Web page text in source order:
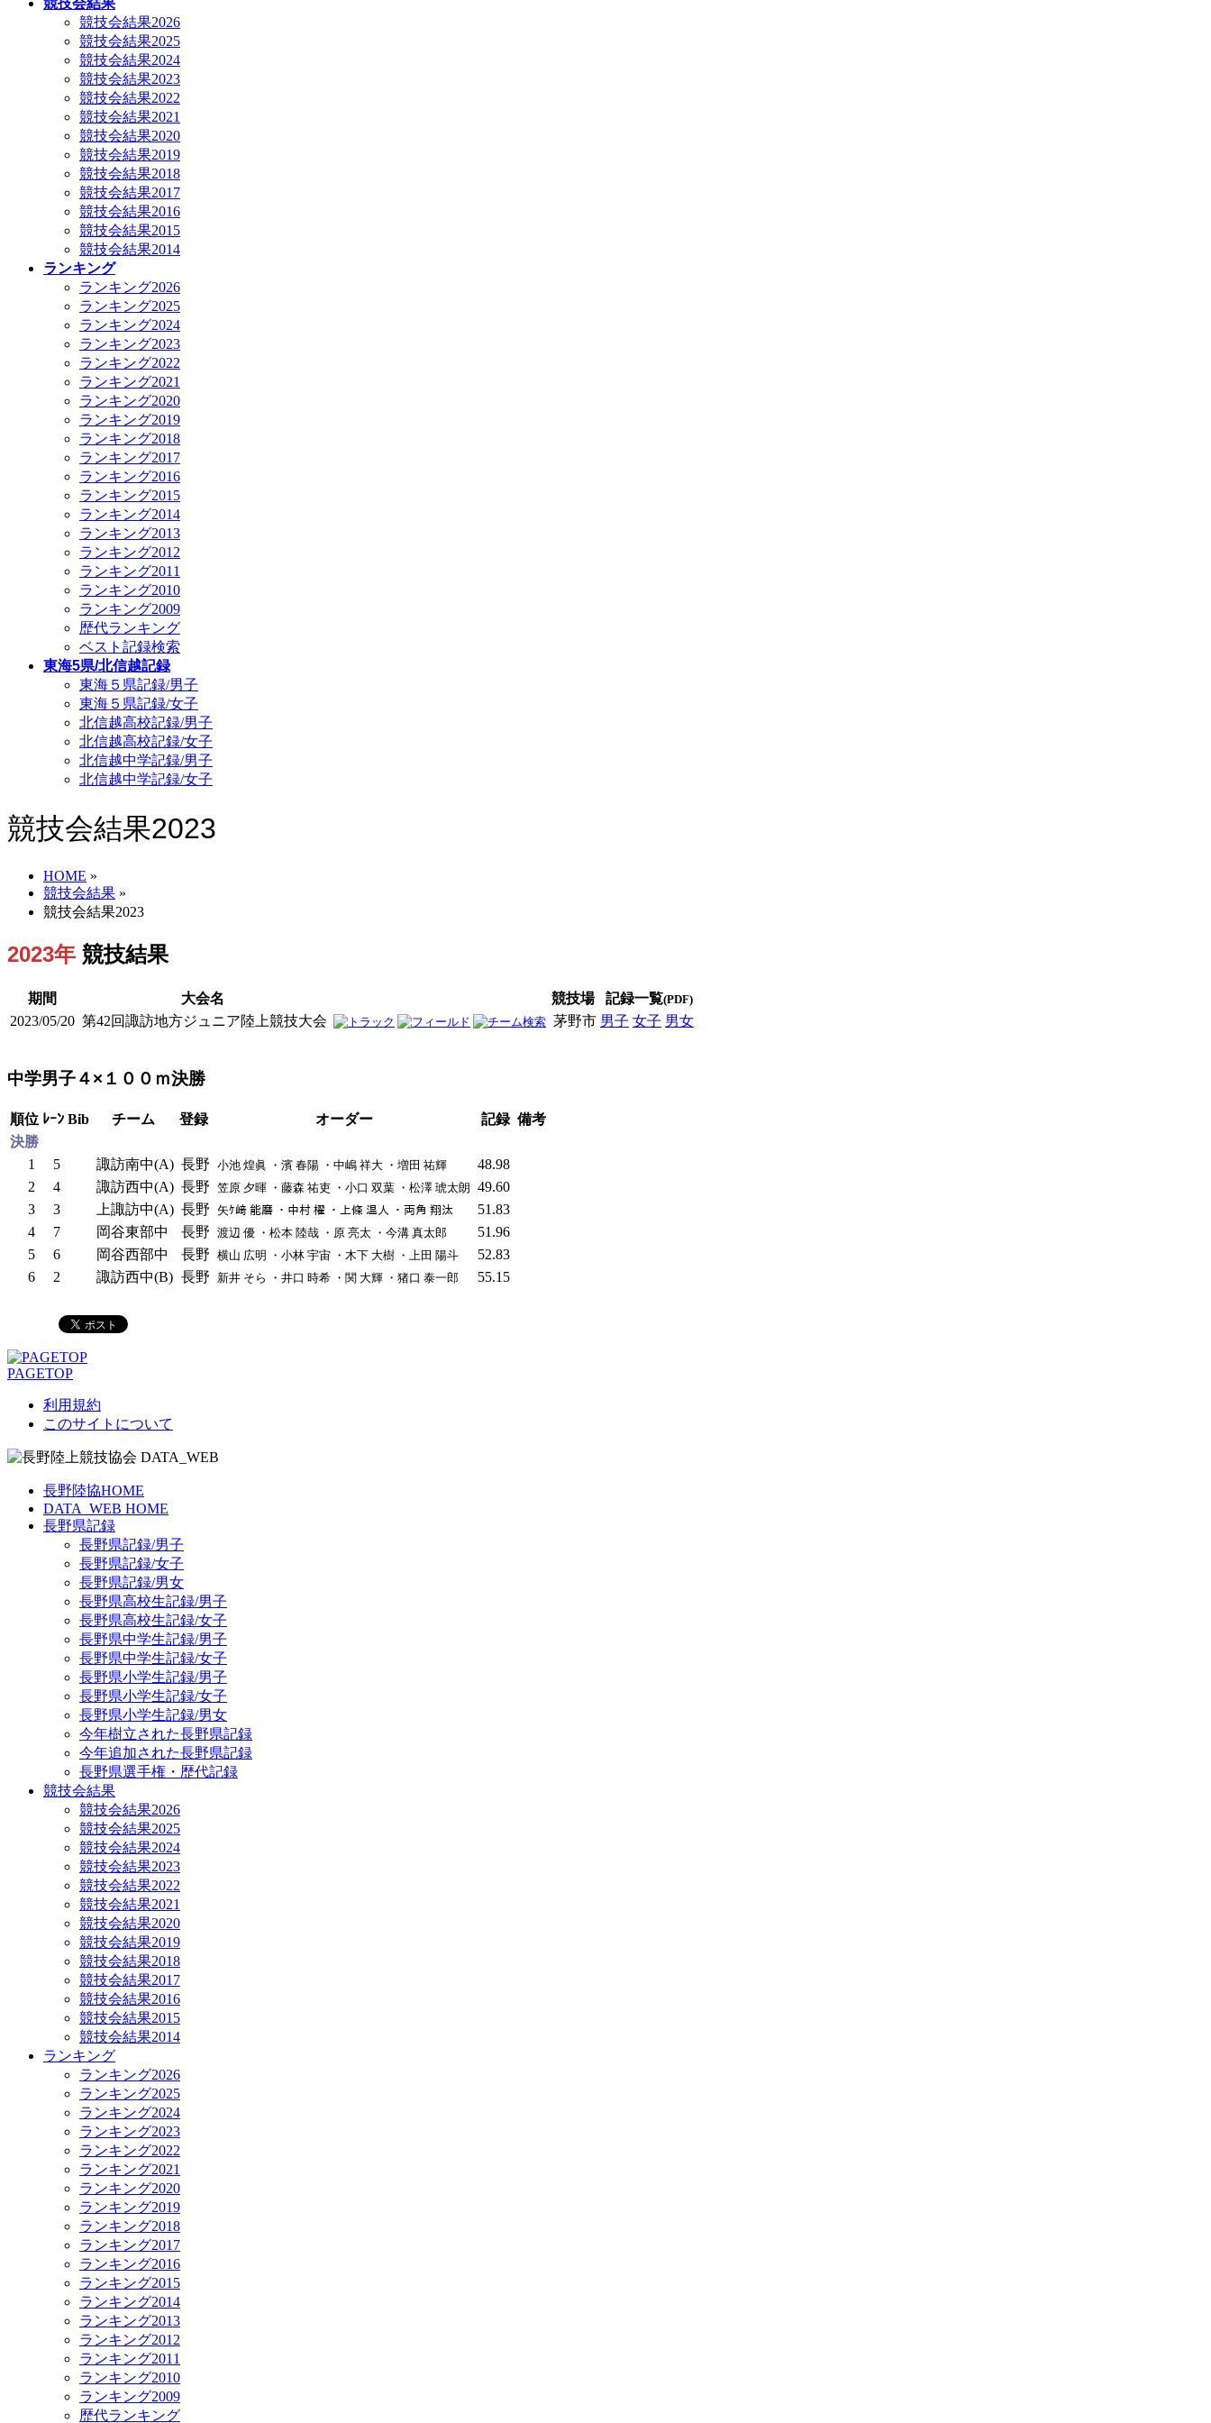
競技会結果
競技会結果2026
競技会結果2025
競技会結果2024
競技会結果2023
競技会結果2022
競技会結果2021
競技会結果2020
競技会結果2019
競技会結果2018
競技会結果2017
競技会結果2016
競技会結果2015
競技会結果2014
ランキング
ランキング2026
ランキング2025
ランキング2024
ランキング2023
ランキング2022
ランキング2021
ランキング2020
ランキング2019
ランキング2018
ランキング2017
ランキング2016
ランキング2015
ランキング2014
ランキング2013
ランキング2012
ランキング2011
ランキング2010
ランキング2009
歴代ランキング
ベスト記録検索
東海5県/北信越記録
東海５県記録/男子
東海５県記録/女子
北信越高校記録/男子
北信越高校記録/女子
北信越中学記録/男子
北信越中学記録/女子
競技会結果2023
HOME »
競技会結果 »
競技会結果2023
2023年 競技結果
期間 大会名 競技場 記録一覧(PDF)
2023/05/20 第42回諏訪地方ジュニア陸上競技大会 茅野市 男子 女子 男女
中学男子４×１００ｍ決勝
順位 ﾚｰﾝ Bib チーム 登録 オーダー 記録 備考
決勝
1
5 諏訪南中(A) 長野 小池 煌眞 ・濱 春陽 ・中嶋 祥大 ・増田 祐輝
48.98
2
4 諏訪西中(A) 長野 笠原 夕暉 ・藤森 祐吏 ・小口 双葉 ・松澤 琥太朗 49.60
3
3 上諏訪中(A) 長野 矢ｹ﨑 能磨 ・中村 櫂 ・上條 温人 ・両角 翔汰
51.83
4
7 岡谷東部中 長野 渡辺 優 ・松本 陸哉 ・原 亮太 ・今溝 真太郎
51.96
5
6 岡谷西部中 長野 横山 広明 ・小林 宇宙 ・木下 大樹 ・上田 陽斗
52.83
6
2 諏訪西中(B) 長野 新井 そら ・井口 時希 ・関 大輝 ・猪口 泰一郎 55.15
PAGETOP
利用規約
このサイトについて
長野陸協HOME
DATA_WEB HOME
長野県記録
長野県記録/男子
長野県記録/女子
長野県記録/男女
長野県高校生記録/男子
長野県高校生記録/女子
長野県中学生記録/男子
長野県中学生記録/女子
長野県小学生記録/男子
長野県小学生記録/女子
長野県小学生記録/男女
今年樹立された長野県記録
今年追加された長野県記録
長野県選手権・歴代記録
競技会結果
競技会結果2026
競技会結果2025
競技会結果2024
競技会結果2023
競技会結果2022
競技会結果2021
競技会結果2020
競技会結果2019
競技会結果2018
競技会結果2017
競技会結果2016
競技会結果2015
競技会結果2014
ランキング
ランキング2026
ランキング2025
ランキング2024
ランキング2023
ランキング2022
ランキング2021
ランキング2020
ランキング2019
ランキング2018
ランキング2017
ランキング2016
ランキング2015
ランキング2014
ランキング2013
ランキング2012
ランキング2011
ランキング2010
ランキング2009
歴代ランキング